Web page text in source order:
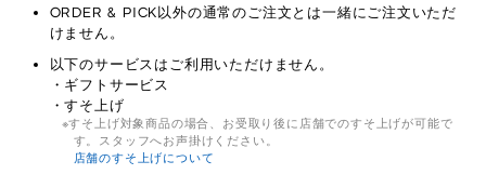
ORDER & PICK以外の通常のご注文とは一緒にご注文いただ
けません。
以下のサービスはご利用いただけません。
・ギフトサービス
・すそ上げ
すそ上げ対象商品の場合、お受取り後に店舗でのすそ上げが可能で
す。スタッフへお声掛けください。
店舗のすそ上げについて